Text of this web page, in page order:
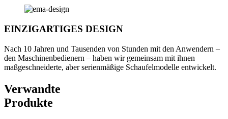
EINZIGARTIGES DESIGN
Nach 10 Jahren und Tausenden von Stunden mit den Anwendern –
den Maschinenbedienern – haben wir gemeinsam mit ihnen
maßgeschneiderte, aber serienmäßige Schaufelmodelle entwickelt.
Verwandte
Produkte